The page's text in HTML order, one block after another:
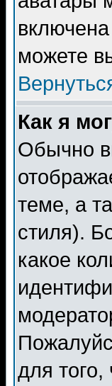
можете
Как я
Обычно
теме, а
стиля).
какое
для